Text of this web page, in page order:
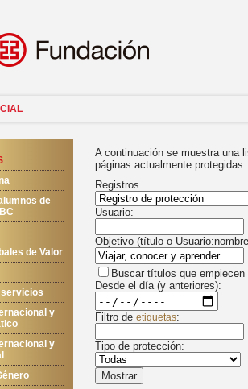
de
de Valor
y
y
A continuación se muestra una
páginas actualmente protegidas.
Registros
Usuario:
Objetivo (título o
Buscar títulos que
Desde el día (y anteriores):
Filtro de etiquetas:
Tipo de protección:
Mostrar